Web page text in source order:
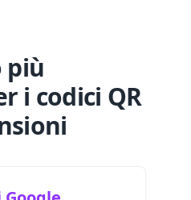
più
i codici QR